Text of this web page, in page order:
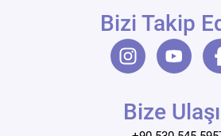
Bizi Takip
Bize